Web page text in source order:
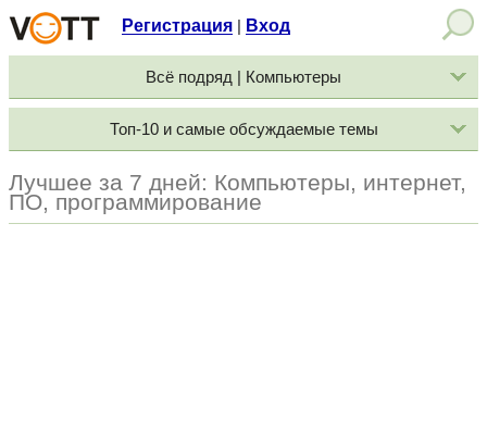
Регистрация Вход
Всё подряд | Компьютеры
Топ-10 и самые обсуждаемые темы
Лучшее за 7 дней: Компьютеры, интернет,
ПО, программирование